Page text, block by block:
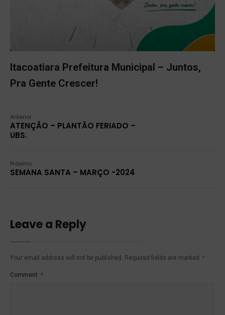
Itacoatiara Prefeitura Municipal – Juntos,
Pra Gente Crescer!
Anterior:
ATENÇÃO – PLANTÃO FERIADO –
UBS.
Próximo:
SEMANA SANTA – MARÇO -2024
Leave a Reply
Your email address will not be published. Required fields are marked *
Comment *